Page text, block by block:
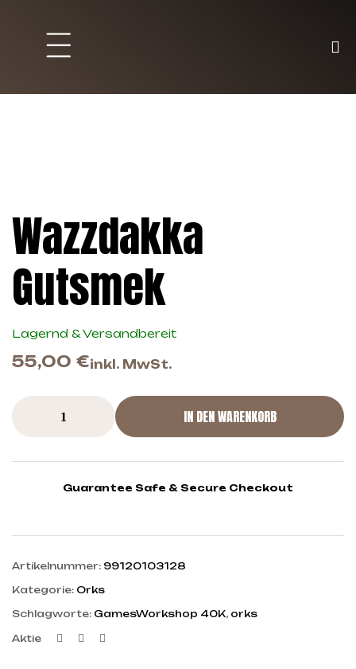
Wazzdakka
Gutsmek
Lagernd & Versandbereit
55,00 €inkl. MwSt.
IN DEN WARENKORB
Guarantee Safe & Secure Checkout
Artikelnummer: 99120103128
Kategorie: Orks
Schlagworte: GamesWorkshop 40K, orks
Aktie Facebook
Twitter